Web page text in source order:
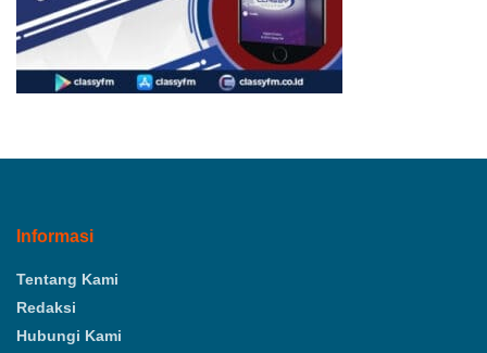
Informasi
Tentang Kami
Redaksi
Hubungi Kami